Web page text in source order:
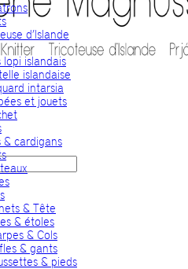
d’Islande
lopi islandais
islandaise
intarsia
et jouets
& cardigans
& Tête
& étoles
& Cols
& gants
& pieds